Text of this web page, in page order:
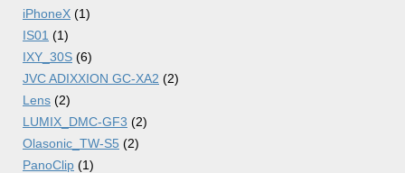
iPhoneX (1)
IS01 (1)
IXY_30S (6)
JVC ADIXXION GC-XA2 (2)
Lens (2)
LUMIX_DMC-GF3 (2)
Olasonic_TW-S5 (2)
PanoClip (1)